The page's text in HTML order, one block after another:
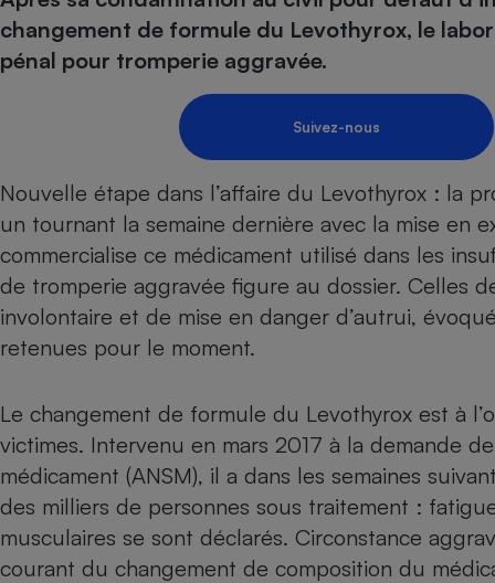
changement de formule du Levothyrox, le
pénal pour tromperie aggravée.
Suivez-nous
Nouvelle étape dans l’affaire du Levothyrox : la
un tournant la semaine dernière avec la mise en
commercialise ce médicament utilisé dans les
de tromperie aggravée figure au dossier. Celles
involontaire et de mise en danger d’autrui,
retenues pour le moment.
Le changement de formule du Levothyrox est à
victimes. Intervenu en mars 2017 à la demande
médicament (ANSM), il a dans les semaines
des milliers de personnes sous traitement :
musculaires se sont déclarés. Circonstance
courant du changement de composition du
Nutrition
Produit alimentaire
Banque - Crédit
Mutuelle
Assurance auto
Carburant
Contrôle technique -
Pièce détachée
Moto
Comparateur auto
Supermarché - Drive
Comparatif
Comparatif plaque à
Comparatif hotte
Comparatif
Comparatif aspirateur
Comparatif cafetière
Comparatif robot
Comparatif centrale
Gros électroménager
Électricité - Gaz
Comparatif casque
Comparatif barre de
Comparatif
Comparatif
Comparatif ultrabook
Image et son
Informatique
Téléphonie
Comparatif
Comparatif poêle à
Comparatif radiateur
Chauffage
Produit d'entretien
Sécurité domestique
Hygiène - Beauté
Maladie - Médecine -
Maison de retraite
Choisir son fioul
Choisir son pellet
Comparateur assurance emprunteur
Energie Moins Chère Ensemble
Tous les comparateurs
Toutes les cartes interactives
Speedtest - Testez le débit de votre
connexion Internet
nous ?